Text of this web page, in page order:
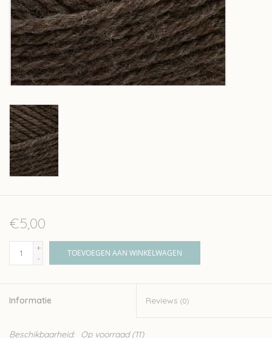
Over wolder
€5,00
+
-
TOEVOEGEN AAN WINKELWAGEN
Informatie Reviews (0)
Beschikbaarheid: Op voorraad(11)